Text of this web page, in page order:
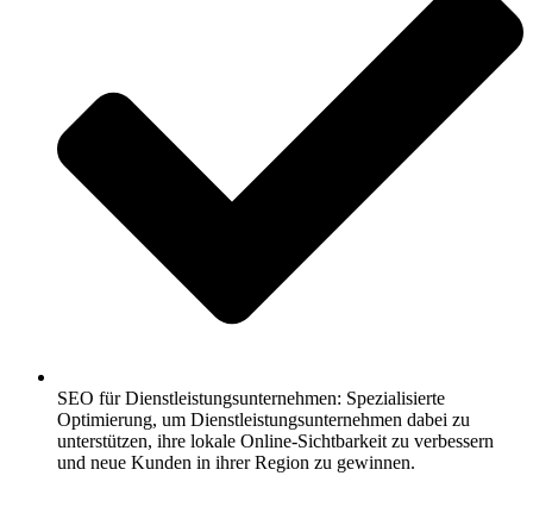
SEO für Dienstleistungsunternehmen: Spezialisierte
Optimierung, um Dienstleistungsunternehmen dabei zu
unterstützen, ihre lokale Online-Sichtbarkeit zu verbessern
und neue Kunden in ihrer Region zu gewinnen.